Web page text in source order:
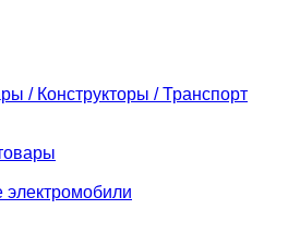
/ Конструкторы / Транспорт
электромобили